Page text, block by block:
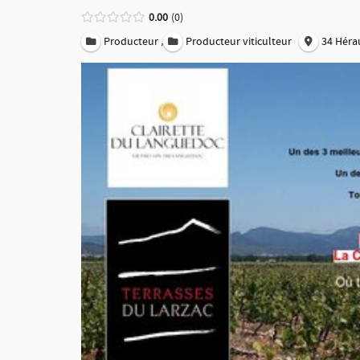
0.00 0
Producteur , Producteur viticulteur 34